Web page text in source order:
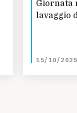
Giornata
lavaggio
15/10/2025